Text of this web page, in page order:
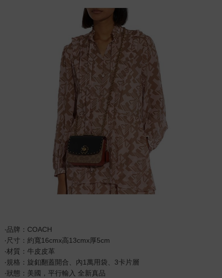
‧品牌：COACH
‧尺寸：約寬16cmx高13cmx厚5cm
‧材質：牛皮皮革
‧規格：旋釦翻蓋開合、內1萬用袋、3卡片層
‧狀態：美國，平行輸入 全新真品